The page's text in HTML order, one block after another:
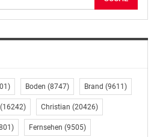
Boden (8747) Brand (9611)
(16242) Christian (20426)
Fernsehen (9505)